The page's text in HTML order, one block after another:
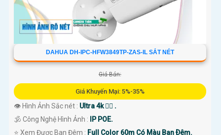
DAHUA DH-IPC-HFW3849TP-ZAS-IL SẮT NÉT
Giá Bán:
Giá Khuyến Mại: 5%-35%
👁 Hình Ảnh Sắc nét : Ultra 4k 👍🏾 .
🕉️ Công Nghệ Hình Ảnh :
IP POE.
⭐ Xem Được Ban Đêm : Full Color 60m Có Màu Ban Ðêm.